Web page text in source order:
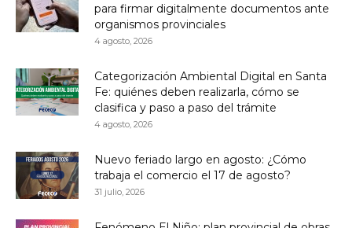
para firmar digitalmente documentos ante
organismos provinciales
4 agosto, 2026
Categorización Ambiental Digital en Santa
Fe: quiénes deben realizarla, cómo se
clasifica y paso a paso del trámite
4 agosto, 2026
Nuevo feriado largo en agosto: ¿Cómo
trabaja el comercio el 17 de agosto?
31 julio, 2026